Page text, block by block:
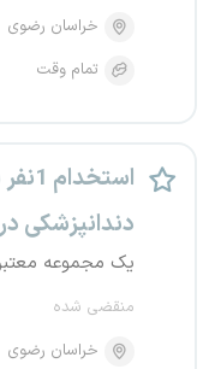
خراسان رضوی
تمام وقت
دندانپزشکی
یک مجموعه
منقضی شده
خراسان رضوی